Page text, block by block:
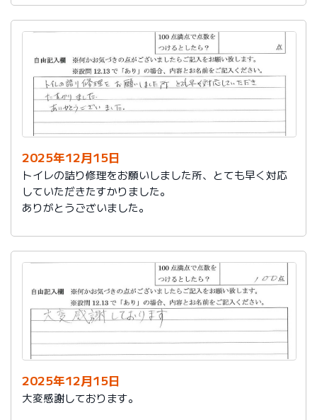
ざいました。
また、本日は心のこもったお葉書を受け取りました。ご
縁があり、この度の拙宅のリフォームを御社様にお願い
し、中田様、渡辺様をはじめ皆様のおかげをもちまし
て、毎日快適に暮らしております。ありがとうございま
した。
今後は、このような規模の修繕を行うことはおそらく起
こらず、小さな小さな修繕になろうかと思いますが、そ
の折は中田様、渡辺様にお願いさせていただくつもりで
おります。とても素晴らしい社員様です。
寒さもひとしお厳しい折でございますので、社長様、社
員の皆様にはどうぞくれぐれもご自愛くださいますよう
お祈り申し上げます。
敬具
2025年12月15日
トイレの詰り修理をお願いしました所、とても早く対応
していただきたすかりました。
ありがとうございました。
2025年12月15日
大変感謝しております。